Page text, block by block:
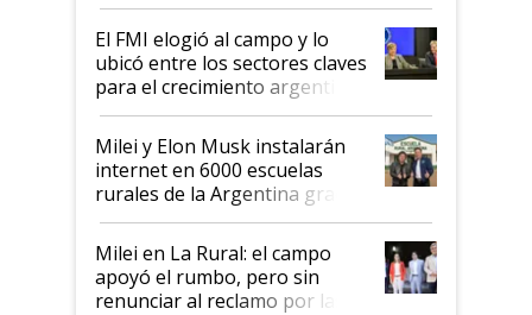
de Milei
El FMI elogió al campo y lo
ubicó entre los sectores claves
para el crecimiento argentino
Milei y Elon Musk instalarán
internet en 6000 escuelas
rurales de la Argentina gracias
a un acuerdo con Starlink
Milei en La Rural: el campo
apoyó el rumbo, pero sin
renunciar al reclamo por las